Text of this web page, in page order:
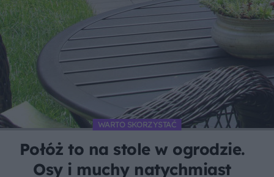
WARTO SKORZYSTAĆ
Połóż to na stole w ogrodzie.
Osy i muchy natychmiast